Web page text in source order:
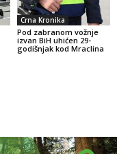
Crna Kronika
Pod zabranom vožnje
izvan BiH uhićen 29-
godišnjak kod Mraclina